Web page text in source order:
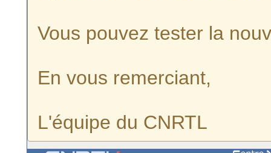
Vous pouvez tester la
En vous remerciant,
L'équipe du CNRTL